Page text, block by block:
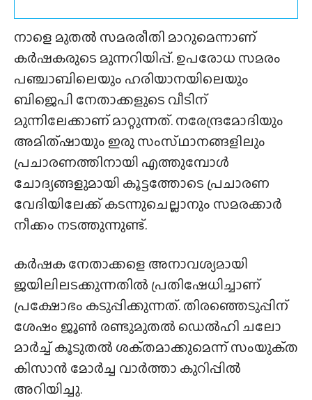
നാളെ മുതൽ സമരരീതി മാറുമെന്നാണ്
കർഷകരുടെ മുന്നറിയിപ്പ്. ഉപരോധ സമരം
പഞ്ചാബിലെയും ഹരിയാനയിലെയും
ബിജെപി നേതാക്കളുടെ വീടിന്
മുന്നിലേക്കാണ് മാറ്റുന്നത്. നരേന്ദ്രമോദിയും
അമിത്ഷായും ഇരു സംസ്‌ഥാനങ്ങളിലും
പ്രചാരണത്തിനായി എത്തുമ്പോൾ
ചോദ്യങ്ങളുമായി കൂട്ടത്തോടെ പ്രചാരണ
വേദിയിലേക്ക് കടന്നുചെല്ലാനും സമരക്കാർ
നീക്കം നടത്തുന്നുണ്ട്.
കർഷക നേതാക്കളെ അനാവശ്യമായി
ജയിലിലടക്കുന്നതിൽ പ്രതിഷേധിച്ചാണ്
പ്രക്ഷോഭം കടുപ്പിക്കുന്നത്. തിരഞ്ഞെടുപ്പിന്
ശേഷം ജൂൺ രണ്ടുമുതൽ ഡെൽഹി ചലോ
മാർച്ച് കൂടുതൽ ശക്‌തമാക്കുമെന്ന് സംയുക്‌ത
കിസാൻ മോർച്ച വാർത്താ കുറിപ്പിൽ
അറിയിച്ചു.